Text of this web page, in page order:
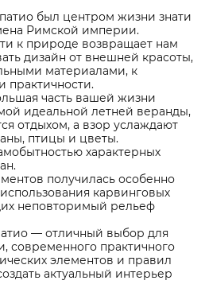
был центром жизни знати
Римской империи.
к природе возвращает нам
дизайн от внешней красоты,
материалами, к
практичности.
часть вашей жизни
идеальной летней веранды,
отдыхом, а взор услаждают
птицы и цветы.
характерных
получилась особенно
карвинговых
неповторимый рельеф
— отличный выбор для
современного практичного
элементов и правил
актуальный интерьер